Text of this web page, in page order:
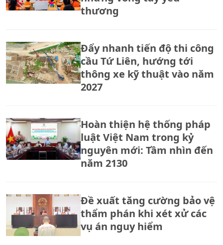
thương
Đẩy nhanh tiến độ thi công
cầu Tứ Liên, hướng tới
thông xe kỹ thuật vào năm
2027
Hoàn thiện hệ thống pháp
luật Việt Nam trong kỷ
nguyên mới: Tầm nhìn đến
năm 2130
Đề xuất tăng cường bảo vệ
thẩm phán khi xét xử các
vụ án nguy hiểm